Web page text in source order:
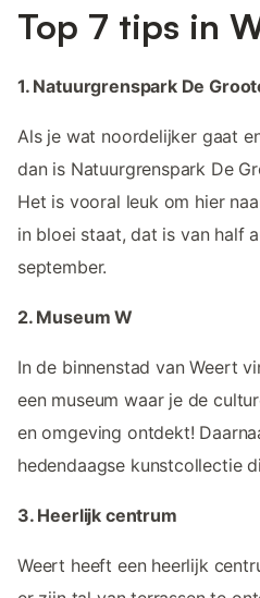
Top 7 tips in
1. Natuurgrenspark De
Als je wat noordelijker gaat
dan is Natuurgrenspark De
Het is vooral leuk om hier
in bloei staat, dat is van half
september.
2. Museum W
In de binnenstad van Weert
een museum waar je de
en omgeving ontdekt!
hedendaagse kunstcollectie
3. Heerlijk centrum
Weert heeft een heerlijk